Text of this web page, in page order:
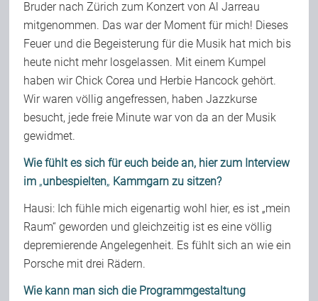
Bruder nach Zürich zum Konzert von Al Jarreau
mitgenommen. Das war der Moment für mich! Dieses
Feuer und die Begeisterung für die Musik hat mich bis
heute nicht mehr losgelassen. Mit einem Kumpel
haben wir Chick Corea und Herbie Hancock gehört.
Wir waren völlig angefressen, haben Jazzkurse
besucht, jede freie Minute war von da an der Musik
gewidmet.
Wie fühlt es sich für euch beide an, hier zum Interview
im „unbespielten„ Kammgarn zu sitzen?
Hausi: Ich fühle mich eigenartig wohl hier, es ist „mein
Raum“ geworden und gleichzeitig ist es eine völlig
depremierende Angelegenheit. Es fühlt sich an wie ein
Porsche mit drei Rädern.
Wie kann man sich die Programmgestaltung